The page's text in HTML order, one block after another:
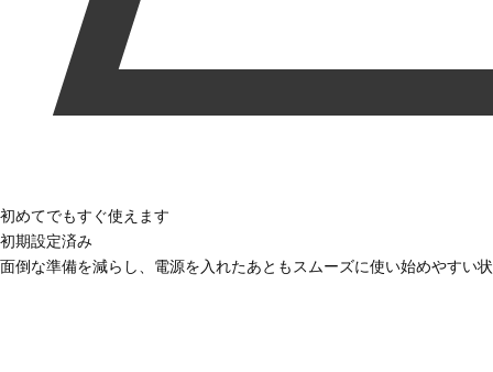
初めてでもすぐ使えます
初期設定済み
面倒な準備を減らし、電源を入れたあともスムーズに使い始めやすい